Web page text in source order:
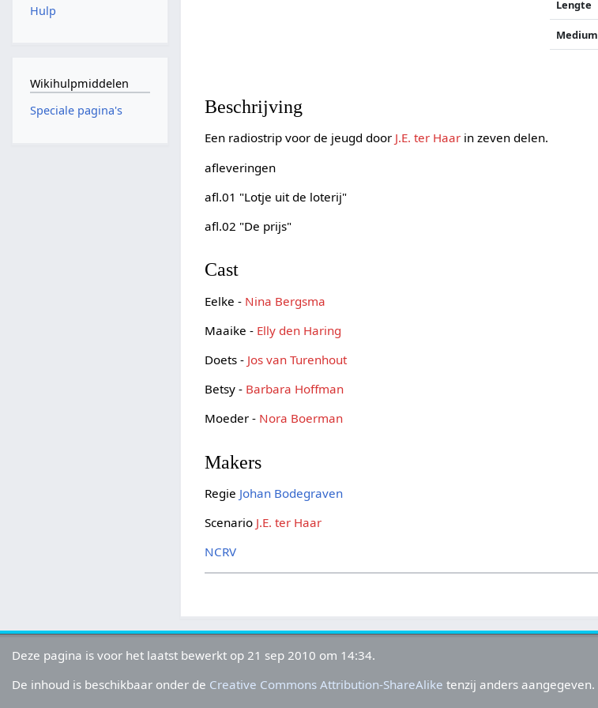
Lengte
Medium
Beschrijving
Een radiostrip voor de jeugd door J.E. ter Haar in zeven delen.
afleveringen
afl.01 "Lotje uit de loterij"
afl.02 "De prijs"
Cast
Eelke - Nina Bergsma
Maaike - Elly den Haring
Doets - Jos van Turenhout
Betsy - Barbara Hoffman
Moeder - Nora Boerman
Makers
Regie Johan Bodegraven
Scenario J.E. ter Haar
NCRV
Hulp
Wikihulpmiddelen
Speciale pagina's
Deze pagina is voor het laatst bewerkt op 21 sep 2010 om 14:34.
De inhoud is beschikbaar onder de Creative Commons Attribution-ShareAlike tenzij anders aangegeven.